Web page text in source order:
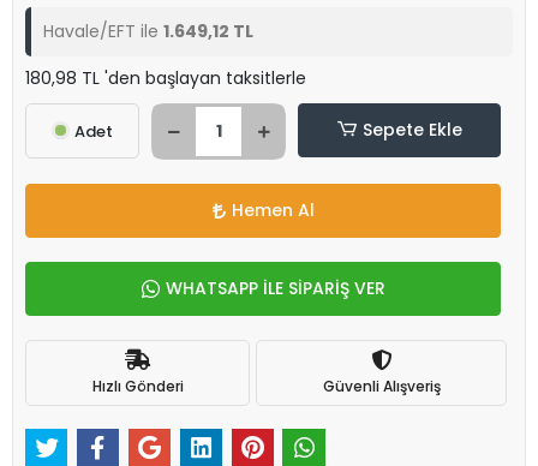
Havale/EFT ile 1.649,12 TL
180,98 TL 'den başlayan taksitlerle
Adet Sepete Ekle
Hemen Al
WHATSAPP İLE SİPARİŞ VER
Hızlı Gönderi Güvenli Alışveriş